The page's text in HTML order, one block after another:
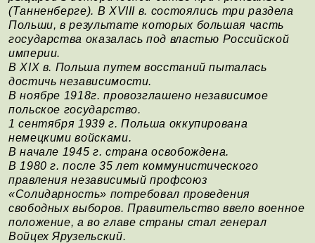
(Танненберге). В XVIII в. состоялись три раздела
Польши, в результате которых большая часть
государства оказалась под властью Российской
империи.
В XIX в. Польша путем восстаний пыталась
достичь независимости.
В ноябре 1918г. провозглашено независимое
польское государство.
1 сентября 1939 г. Польша оккупирована
немецкими войсками.
В начале 1945 г. страна освобождена.
В 1980 г. после 35 лет коммунистического
правления независимый профсоюз
«Солидарность» потребовал проведения
свободных выборов. Правительство ввело военное
положение, а во главе страны стал генерал
Войцех Ярузельский.